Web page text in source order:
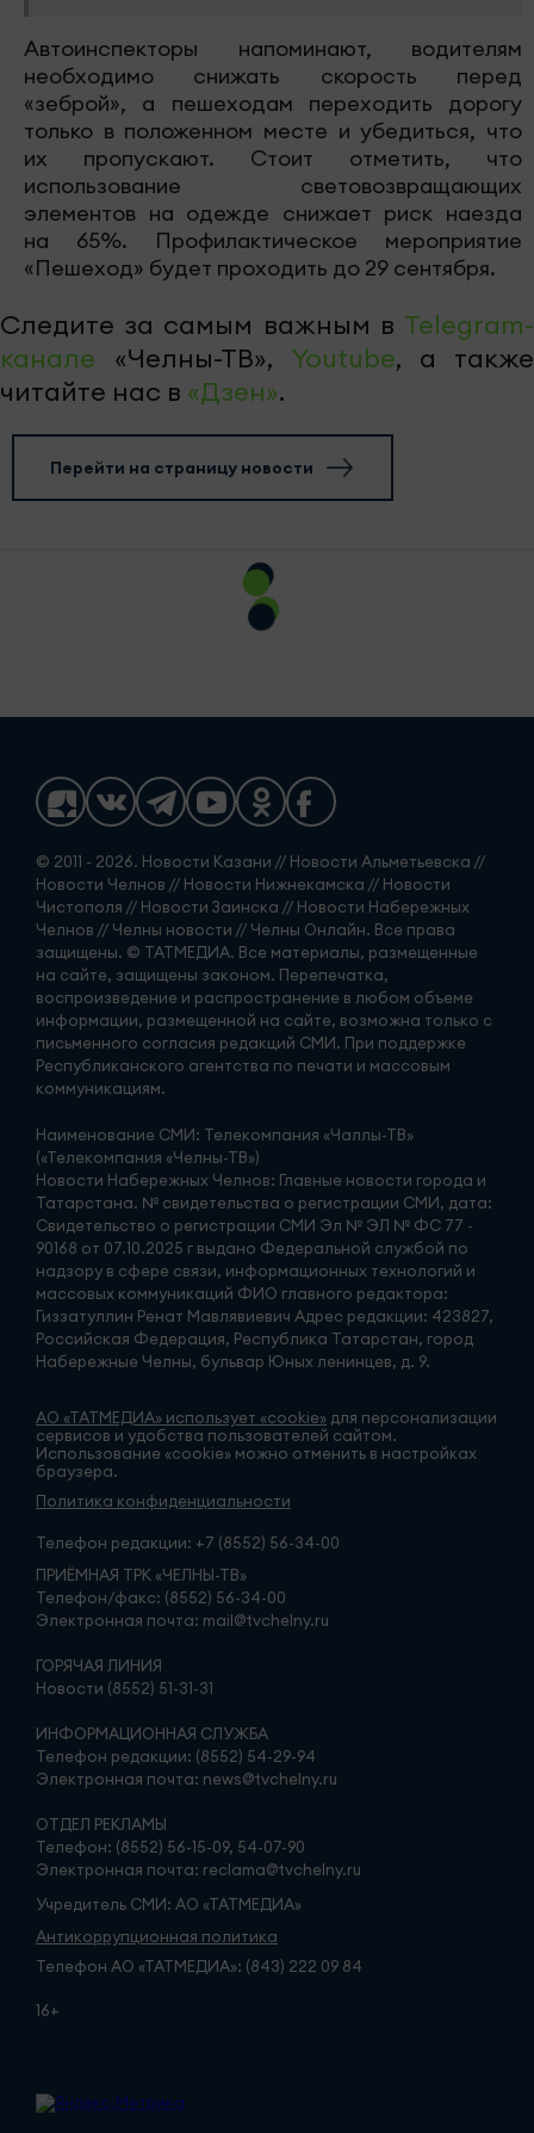
Автоинспекторы напоминают, водителям
необходимо снижать скорость перед
«зеброй», а пешеходам переходить дорогу
только в положенном месте и убедиться, что
их пропускают. Стоит отметить, что
использование световозвращающих
элементов на одежде снижает риск наезда
на 65%. Профилактическое мероприятие
«Пешеход» будет проходить до 29 сентября.
Следите за самым важным в Telegram-
канале «Челны-ТВ», Youtube, а также
читайте нас в «Дзен».
Перейти на страницу новости
© 2011 - 2026. Новости Казани // Новости Альметьевска //
Новости Челнов // Новости Нижнекамска // Новости
Чистополя // Новости Заинска // Новости Набережных
Челнов // Челны новости // Челны Онлайн. Все права
защищены. © ТАТМЕДИА. Все материалы, размещенные
на сайте, защищены законом. Перепечатка,
воспроизведение и распространение в любом объеме
информации, размещенной на сайте, возможна только с
письменного согласия редакций СМИ. При поддержке
Республиканского агентства по печати и массовым
коммуникациям.
Наименование СМИ: Телекомпания «Чаллы-ТВ»
(«Телекомпания «Челны-ТВ»)
Новости Набережных Челнов: Главные новости города и
Татарстана. № свидетельства о регистрации СМИ, дата:
Свидетельство о регистрации СМИ Эл № ЭЛ № ФС 77 -
90168 от 07.10.2025 г выдано Федеральной службой по
надзору в сфере связи, информационных технологий и
массовых коммуникаций ФИО главного редактора:
Гиззатуллин Ренат Мавлявиевич Адрес редакции: 423827,
Российская Федерация, Республика Татарстан, город
Набережные Челны, бульвар Юных ленинцев, д. 9.
АО «ТАТМЕДИА» использует «cookie» для персонализации
сервисов и удобства пользователей сайтом.
Использование «cookie» можно отменить в настройках
браузера.
Политика конфиденциальности
Телефон редакции: +7 (8552) 56-34-00
ПРИЁМНАЯ ТРК «ЧЕЛНЫ-ТВ»
Телефон/факс: (8552) 56-34-00
Электронная почта: mail@tvchelny.ru
ГОРЯЧАЯ ЛИНИЯ
Новости (8552) 51-31-31
ИНФОРМАЦИОННАЯ СЛУЖБА
Телефон редакции: (8552) 54-29-94
Электронная почта: news@tvchelny.ru
ОТДЕЛ РЕКЛАМЫ
Телефон: (8552) 56-15-09, 54-07-90
Электронная почта: reclama@tvchelny.ru
Учредитель СМИ: АО «ТАТМЕДИА»
Антикоррупционная политика
Телефон АО «ТАТМЕДИА»: (843) 222 09 84
16+